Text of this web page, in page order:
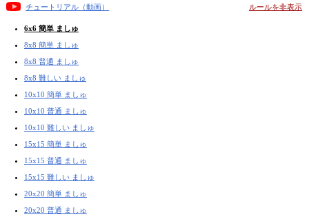
チュートリアル（動画） ルールを非表示
6x6 簡単 ましゅ
8x8 簡単 ましゅ
8x8 普通 ましゅ
8x8 難しい ましゅ
10x10 簡単 ましゅ
10x10 普通 ましゅ
10x10 難しい ましゅ
15x15 簡単 ましゅ
15x15 普通 ましゅ
15x15 難しい ましゅ
20x20 簡単 ましゅ
20x20 普通 ましゅ